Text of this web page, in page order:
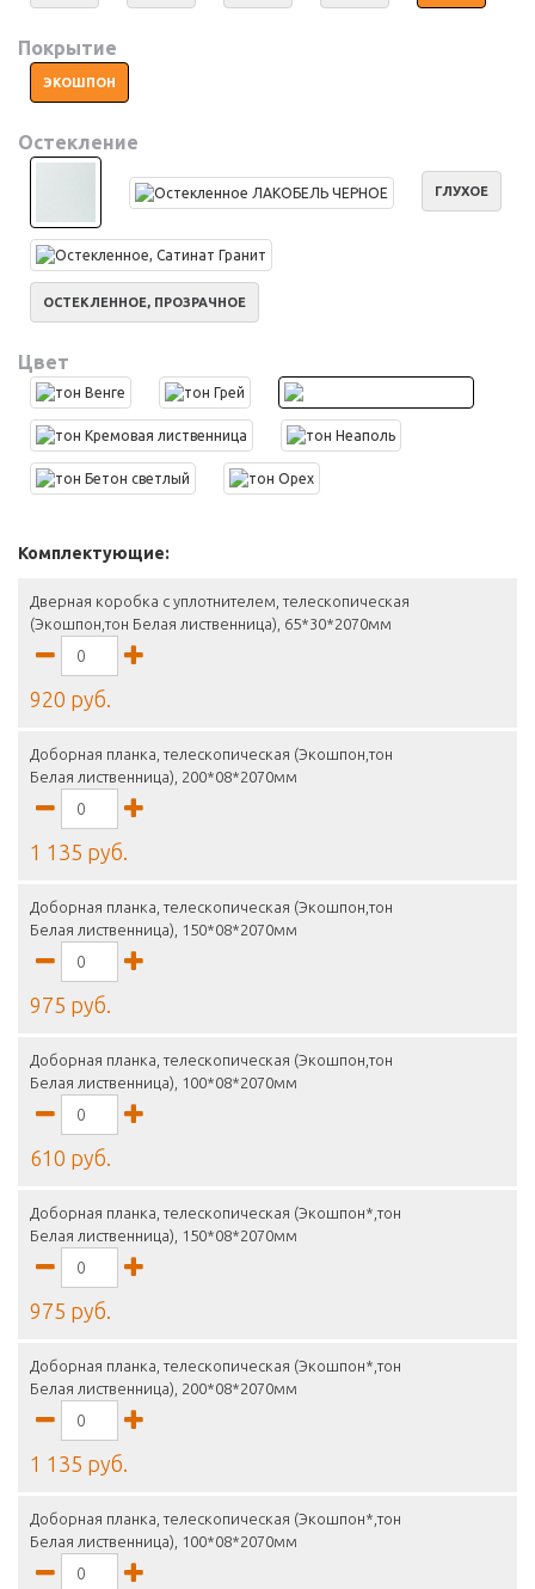
Покрытие
ЭКОШПОН
Остекление
ГЛУХОЕ
ОСТЕКЛЕННОЕ, ПРОЗРАЧНОЕ
Цвет
Комплектующие:
Дверная коробка с уплотнителем, телескопическая
(Экошпон,тон Белая лиственница), 65*30*2070мм
920 руб.
Доборная планка, телескопическая (Экошпон,тон
Белая лиственница), 200*08*2070мм
1 135 руб.
Доборная планка, телескопическая (Экошпон,тон
Белая лиственница), 150*08*2070мм
975 руб.
Доборная планка, телескопическая (Экошпон,тон
Белая лиственница), 100*08*2070мм
610 руб.
Доборная планка, телескопическая (Экошпон*,тон
Белая лиственница), 150*08*2070мм
975 руб.
Доборная планка, телескопическая (Экошпон*,тон
Белая лиственница), 200*08*2070мм
1 135 руб.
Доборная планка, телескопическая (Экошпон*,тон
Белая лиственница), 100*08*2070мм